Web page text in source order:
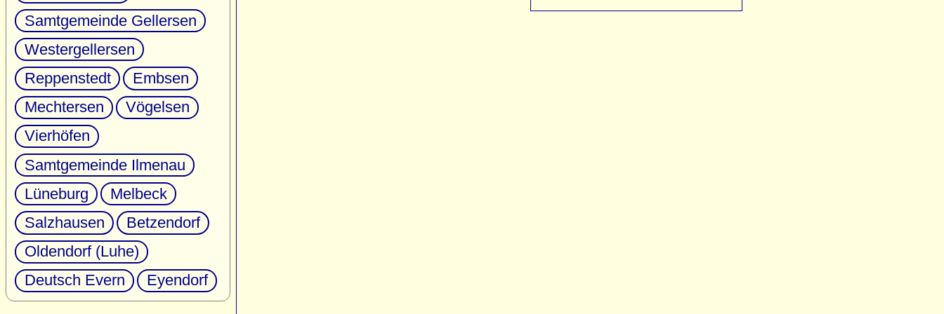
Samtgemeinde Gellersen
Westergellersen
Reppenstedt
Embsen
Mechtersen
Vögelsen
Vierhöfen
Samtgemeinde Ilmenau
Lüneburg
Melbeck
Salzhausen
Betzendorf
Oldendorf (Luhe)
Deutsch Evern
Eyendorf